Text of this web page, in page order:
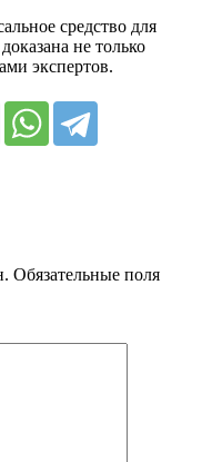
средство для
не только
экспертов.
Обязательные поля